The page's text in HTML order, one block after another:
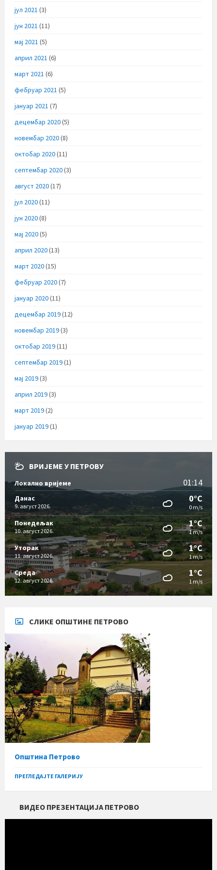
јул 2021 (3)
јун 2021 (11)
мај 2021 (5)
април 2021 (6)
март 2021 (6)
фебруар 2021 (5)
јануар 2021 (7)
децембар 2020(5)
новембар 2020(8)
октобар 2020(11)
септембар 2020(3)
август 2020(17)
јул 2020(11)
јун 2020(8)
мај 2020(5)
април 2020(13)
март 2020(15)
фебруар 2020(7)
јануар 2020(11)
децембар 2019(12)
новембар 2019(3)
октобар 2019(11)
септембар 2019(1)
мај 2019(3)
април 2019(3)
март 2019(2)
јануар 2019(1)
ВРИЈЕМЕ У ПЕТРОВУ
Локално вријеме 01:14
Данас
9. август 2026.
0°C
0 m/s
Понедељак
10. август 2026.
1°C
1 m/s
Уторак
11. август 2026.
1°C
1 m/s
Cреда
12. август 2026.
1°C
1 m/s
СЛИКЕ ОПШТИНЕ ПЕТРОВО
Општина Петрово
ПРЕГЛЕДАЈТЕ ГАЛЕРИЈУ
ВИДЕО ПРЕЗЕНТАЦИЈА ПЕТРОВО